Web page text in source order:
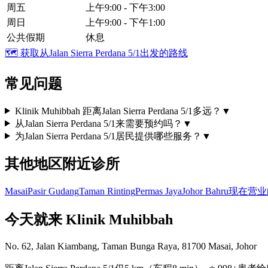
周五
上午9:00 - 下午3:00
周日
上午9:00 - 下午1:00
公共假期
休息
🗺️ 获取从Jalan Sierra Perdana 5/1出发的路线
常见问题
Klinik Muhibbah 距离Jalan Sierra Perdana 5/1多远？ ▼
从Jalan Sierra Perdana 5/1来需要预约吗？ ▼
为Jalan Sierra Perdana 5/1居民提供哪些服务？ ▼
其他地区附近诊所
MasaiPasir GudangTaman RintingPermas JayaJohor Bahru现在营
今天就来 Klinik Muhibbah
No. 62, Jalan Kiambang, Taman Bunga Raya, 81700 Masai, Johor